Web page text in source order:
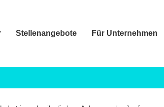
Stellenangebote Für Unternehmen